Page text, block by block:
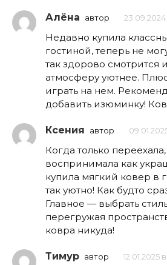
Алёна автор 23.09.2024
Недавно купила
гостиной, теперь не
так здорово смотрится
атмосферу уютнее.
играть на нем.
добавить изюминку!
Ксения автор
Когда только
воспринимала как
купила мягкий ковер в
так уютно! Как будто
Главное — выбрать
перегружая
ковра никуда!
Тимур автор 12.01.2025